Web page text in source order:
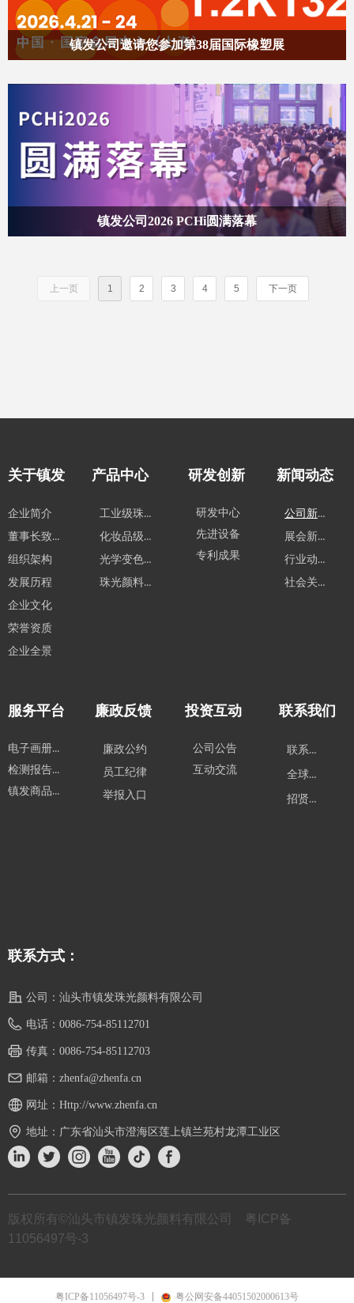
镇发公司邀请您参加第38届国际橡塑展
镇发公司2026 PCHi圆满落幕
上一页 1 2 3 4 5 下一页
公司： 汕头市镇发珠光颜料有限公司
电话： 0086-754-85112701
传真： 0086-754-85112703
邮箱： zhenfa@zhenfa.cn
网址： Http://www.zhenfa.cn
地址： 广东省汕头市澄海区莲上镇兰苑村龙潭工业区
联系方式：
关于镇发
企业简介
董事长致辞
组织架构
发展历程
企业文化
荣誉资质
企业全景
产品中心
工业级珠光颜料系列
化妆品级珠光颜料系列
光学变色材料系列系列
珠光颜料应用领域
研发创新
研发中心
先进设备
专利成果
新闻动态
公司新闻
展会新闻
行业动态
社会关怀
服务平台
电子画册下载
检测报告下载
镇发商品购买
廉政反馈
廉政公约
员工纪律
举报入口
投资互动
公司公告
互动交流
联系我们
联系方式
全球业务
招贤纳士
版权所有©汕头市镇发珠光颜料有限公司
粤ICP备
11056497号-3
粤ICP备11056497号-3 粤公网安备44051502000613号